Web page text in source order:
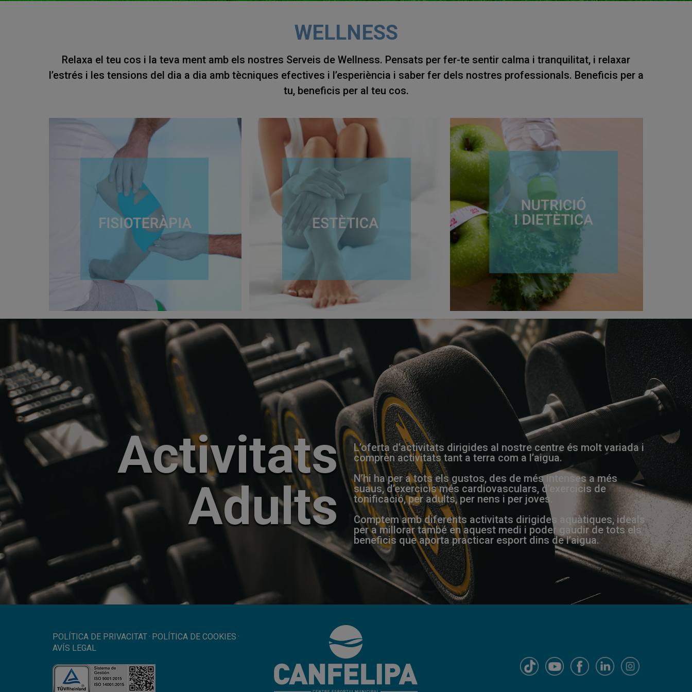
WELLNESS
Relaxa el teu cos i la teva ment amb els nostres Serveis de Wellness. Pensats per fer-te sentir calma i tranquilitat, i relaxar
l’estrés i les tensions del dia a dia amb tècniques efectives i l’esperiència i saber fer dels nostres professionals. Beneficis per a
tu, beneficis per al teu cos.
Activitats
Adults
L’oferta d’activitats dirigides al nostre centre és molt variada i
comprèn activitats tant a terra com a l’aigua.
N’hi ha per a tots els gustos, des de més intenses a més
suaus, d’exercicis més cardiovasculars, d’exercicis de
tonificació, per adults, per nens i per joves.
Comptem amb diferents activitats dirigides aquàtiques, ideals
per a millorar també en aquest medi i poder gaudir de tots els
beneficis que aporta practicar esport dins de l’aigua.
POLÍTICA DE PRIVACITAT· POLÍTICA DE COOKIES ·
AVÍS LEGAL